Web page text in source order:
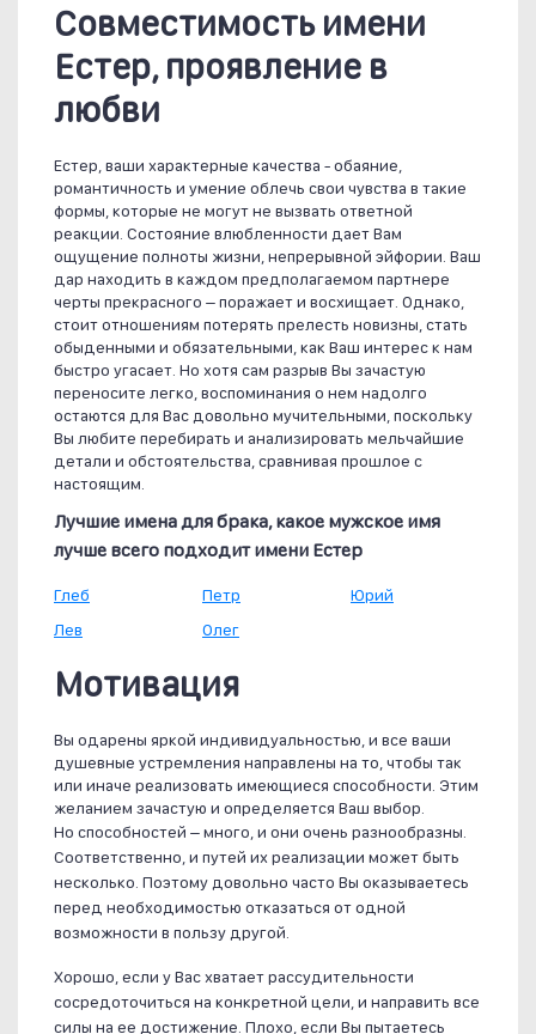
Совместимость имени
Естер, проявление в
любви
Естер, ваши характерные качества - обаяние,
романтичность и умение облечь свои чувства в такие
формы, которые не могут не вызвать ответной
реакции. Состояние влюбленности дает Вам
ощущение полноты жизни, непрерывной эйфории. Ваш
дар находить в каждом предполагаемом партнере
черты прекрасного – поражает и восхищает. Однако,
стоит отношениям потерять прелесть новизны, стать
обыденными и обязательными, как Ваш интерес к нам
быстро угасает. Но хотя сам разрыв Вы зачастую
переносите легко, воспоминания о нем надолго
остаются для Вас довольно мучительными, поскольку
Вы любите перебирать и анализировать мельчайшие
детали и обстоятельства, сравнивая прошлое с
настоящим.
Лучшие имена для брака, какое мужское имя
лучше всего подходит имени Естер
Глеб
Лев
Петр
Олег
Юрий
Мотивация
Вы одарены яркой индивидуальностью, и все ваши
душевные устремления направлены на то, чтобы так
или иначе реализовать имеющиеся способности. Этим
желанием зачастую и определяется Ваш выбор.
Но способностей – много, и они очень разнообразны.
Соответственно, и путей их реализации может быть
несколько. Поэтому довольно часто Вы оказываетесь
перед необходимостью отказаться от одной
возможности в пользу другой.
Хорошо, если у Вас хватает рассудительности
сосредоточиться на конкретной цели, и направить все
силы на ее достижение. Плохо, если Вы пытаетесь